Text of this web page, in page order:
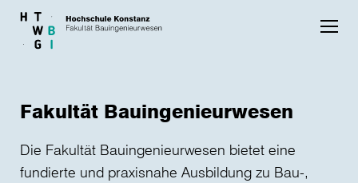
Skip to main content
Fakultät Bauingenieurwesen
Die Fakultät Bauingenieurwesen bietet eine
fundierte und praxisnahe Ausbildung zu Bau-,